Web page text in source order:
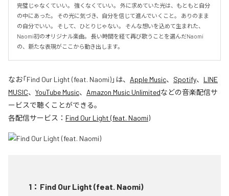
完璧じゃなくていい。 強くなくていい。 外に求めていた光は、もともと自分
の中にあった。 その光に気づき、自分を信じて進んでいくこと。 ありのまま
の自分でいい。 そして、ひとりじゃない。 そんな想いを込めて生まれた、
Naomi初のオリジナル楽曲。 長い時間を経て再び歌うことを選んだNaomi
の、新たな表現がここから動き出します。
なお「Find Our Light (feat. Naomi)」は、 Apple Music、 Spotify、 LINE
MUSIC、 YouTube Music、 Amazon Music Unlimitedなどの音楽配信サ
ービスで聴くことができる。
各配信サービス： Find Our Light (feat. Naomi)
1 ： Find Our Light (feat. Naomi)